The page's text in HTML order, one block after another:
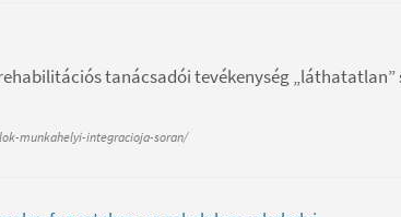
tanácsadói tevékenység „láthatatlan”
munkahelyi-integracioja-soran/